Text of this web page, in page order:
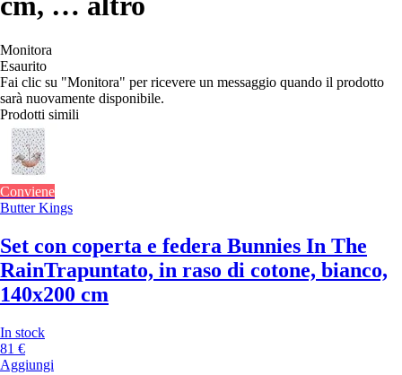
Monitora
Esaurito
Fai clic su "Monitora" per ricevere un messaggio quando il prodotto
sarà nuovamente disponibile.
Prodotti simili
Conviene
Butter Kings
Set con coperta e federa Bunnies In The
RainTrapuntato, in raso di cotone, bianco,
140x200 cm
In stock
81 €
Aggiungi